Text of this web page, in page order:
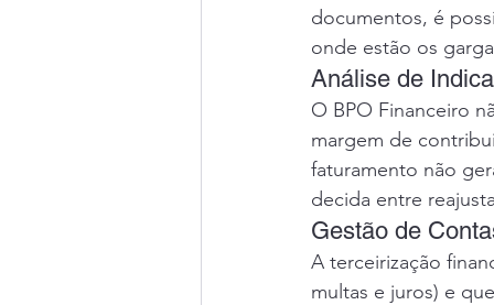
documentos, é
onde estão os
Análise de
O BPO Financeiro
margem de
faturamento não
decida entre
Gestão de
A terceirização
multas e juros) e